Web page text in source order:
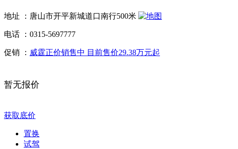
地址 ： 唐山市开平新城道口南行500米
电话 ： 0315-5697777
促销 ： 威霆正价销售中 目前售价29.38万元起
暂无报价
获取底价
置换
试驾